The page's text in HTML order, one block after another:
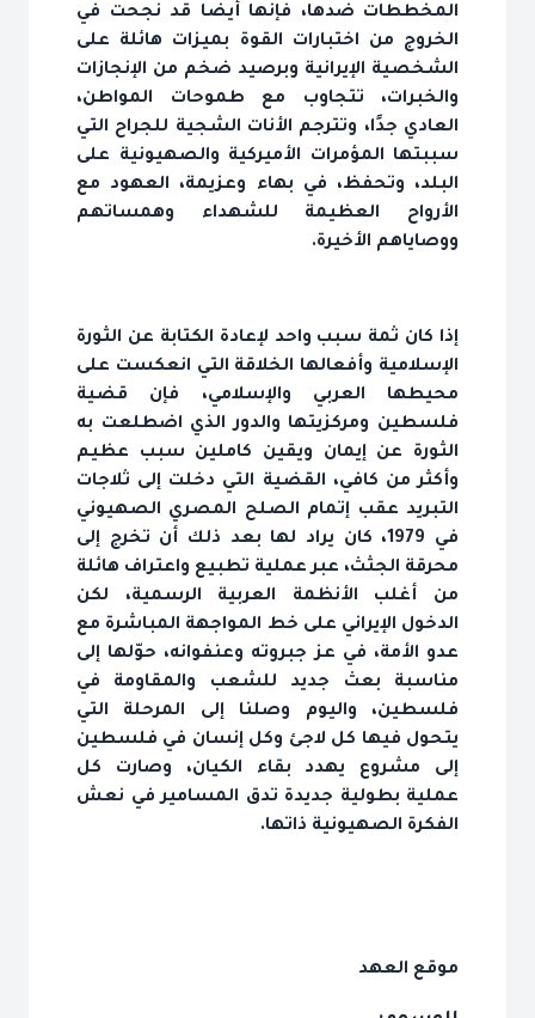
المخططات ضدها، فإنها أيضًا قد نجحت في
الخروج من اختبارات القوة بميزات هائلة على
الشخصية الإيرانية وبرصيد ضخم من الإنجازات
والخبرات، تتجاوب مع طموحات المواطن،
العادي جدًا، وتترجم الأنات الشجية للجراح التي
سببتها المؤمرات الأميركية والصهيونية على
البلد، وتحفظ، في بهاء وعزيمة، العهود مع
الأرواح العظيمة للشهداء وهمساتهم
ووصاياهم الأخيرة.
إذا كان ثمة سبب واحد لإعادة الكتابة عن الثورة
الإسلامية وأفعالها الخلاقة التي انعكست على
محيطها العربي والإسلامي، فإن قضية
فلسطين ومركزيتها والدور الذي اضطلعت به
الثورة عن إيمان ويقين كاملين سبب عظيم
وأكثر من كافي، القضية التي دخلت إلى ثلاجات
التبريد عقب إتمام الصلح المصري الصهيوني
في 1979، كان يراد لها بعد ذلك أن تخرج إلى
محرقة الجثث، عبر عملية تطبيع واعتراف هائلة
من أغلب الأنظمة العربية الرسمية، لكن
الدخول الإيراني على خط المواجهة المباشرة مع
عدو الأمة، في عز جبروته وعنفوانه، حوّلها إلى
مناسبة بعث جديد للشعب والمقاومة في
فلسطين، واليوم وصلنا إلى المرحلة التي
يتحول فيها كل لاجئ وكل إنسان في فلسطين
إلى مشروع يهدد بقاء الكيان، وصارت كل
عملية بطولية جديدة تدق المسامير في نعش
الفكرة الصهيونية ذاتها.
موقع العهد